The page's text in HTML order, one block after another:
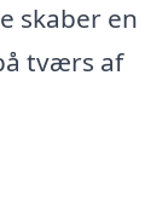
skaber en
tværs af